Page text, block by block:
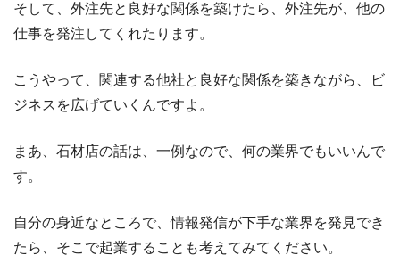
そして、外注先と良好な関係を築けたら、外注先が、他の
仕事を発注してくれたります。
こうやって、関連する他社と良好な関係を築きながら、ビ
ジネスを広げていくんですよ。
まあ、石材店の話は、一例なので、何の業界でもいいんで
す。
自分の身近なところで、情報発信が下手な業界を発見でき
たら、そこで起業することも考えてみてください。